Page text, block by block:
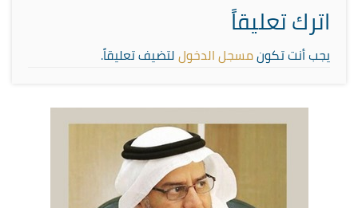
اترك تعليقاً
يجب أنت تكونمسجل الدخوللتضيف تعليقاً.